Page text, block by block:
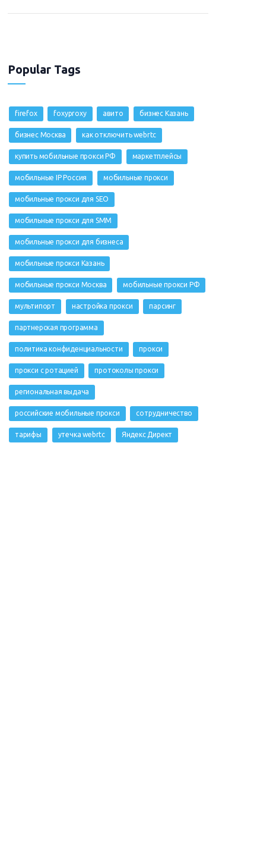
Popular Tags
firefox foxyproxy авито бизнес Казань
бизнес Москва как отключить webrtc
купить мобильные прокси РФ маркетплейсы
мобильные IP Россия мобильные прокси
мобильные прокси для SEO
мобильные прокси для SMM
мобильные прокси для бизнеса
мобильные прокси Казань
мобильные прокси Москва мобильные прокси РФ
мультипорт настройка прокси парсинг
партнерская программа
политика конфиденциальности прокси
прокси с ротацией протоколы прокси
региональная выдача
российские мобильные прокси сотрудничество
тарифы утечка webrtc Яндекс Директ